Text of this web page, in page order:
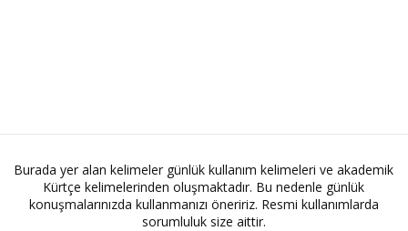
Burada yer alan kelimeler günlük kullanım kelimeleri ve akademik
Kürtçe kelimelerinden oluşmaktadır. Bu nedenle günlük
konuşmalarınızda kullanmanızı öneririz. Resmi kullanımlarda
sorumluluk size aittir.